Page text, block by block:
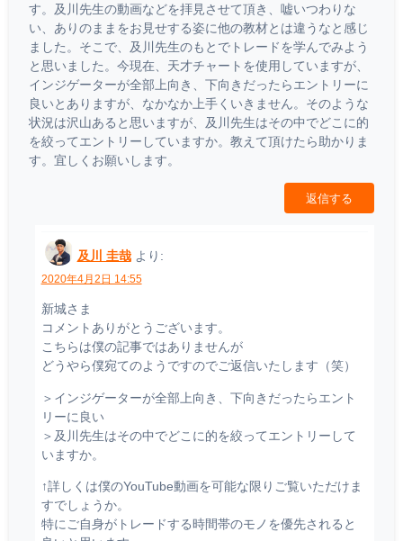
す。及川先生の動画などを拝見させて頂き、嘘いつわりな
い、ありのままをお見せする姿に他の教材とは違うなと感じ
ました。そこで、及川先生のもとでトレードを学んでみよう
と思いました。今現在、天才チャートを使用していますが、
インジゲーターが全部上向き、下向きだったらエントリーに
良いとありますが、なかなか上手くいきません。そのような
状況は沢山あると思いますが、及川先生はその中でどこに的
を絞ってエントリーしていますか。教えて頂けたら助かりま
す。宜しくお願いします。
返信する
及川 圭哉 より:
2020年4月2日 14:55
新城さま
コメントありがとうございます。
こちらは僕の記事ではありませんが
どうやら僕宛てのようですのでご返信いたします（笑）
＞インジゲーターが全部上向き、下向きだったらエント
リーに良い
＞及川先生はその中でどこに的を絞ってエントリーして
いますか。
↑詳しくは僕のYouTube動画を可能な限りご覧いただけま
すでしょうか。
特にご自身がトレードする時間帯のモノを優先されると